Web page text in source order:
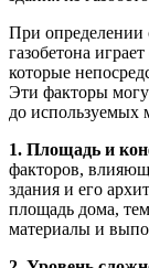
При определении
газобетона
которые
Эти факторы
до используемых
1. Площадь и
факторов,
здания и его
площадь дома,
материалы и